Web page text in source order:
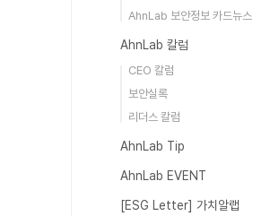
AhnLab 보안정보 카드뉴스
AhnLab 칼럼
CEO 칼럼
보안실록
리더스 칼럼
AhnLab Tip
AhnLab EVENT
[ESG Letter] 가치알랩